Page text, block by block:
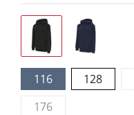
116 128
176